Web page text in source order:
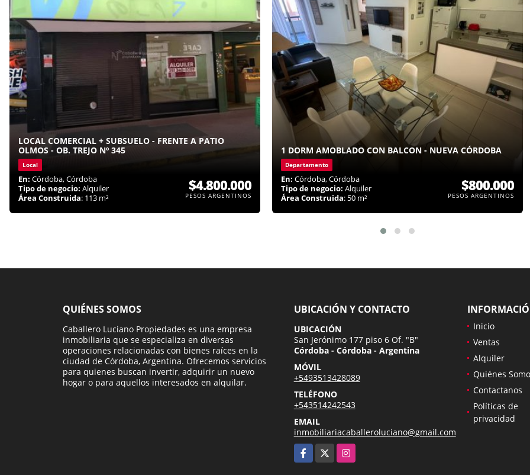
LOCAL COMERCIAL + SUBSUELO - FRENTE A PATIO
OLMOS - OB. TREJO Nº 345
Local
En: Córdoba, Córdoba
Tipo de negocio: Alquiler
Área Construida: 113 m²
$4.800.000
PESOS ARGENTINOS
1 DORM AMOBLADO CON BALCON - NUEVA CÓRDOBA
Departamento
En: Córdoba, Córdoba
Tipo de negocio: Alquiler
Área Construida: 50 m²
$800.000
PESOS ARGENTINOS
QUIÉNES SOMOS
Caballero Luciano Propiedades es una empresa
inmobiliaria que se especializa en diversas
operaciones relacionadas con bienes raíces en la
ciudad de Córdoba, Argentina. Ofrecemos servicios
para quienes buscan invertir, adquirir un nuevo
hogar o para aquellos interesados en alquilar.
UBICACIÓN Y CONTACTO
UBICACIÓN
San Jerónimo 177 piso 6 Of. "B"
Córdoba - Córdoba - Argentina
MÓVIL
+5493513428089
TELÉFONO
+543514242543
EMAIL
inmobiliariacaballeroluciano@gmail.com
Facebook
Instagram
Inicio
Ventas
Alquiler
Quiénes
Contactanos
Políticas de
privacidad